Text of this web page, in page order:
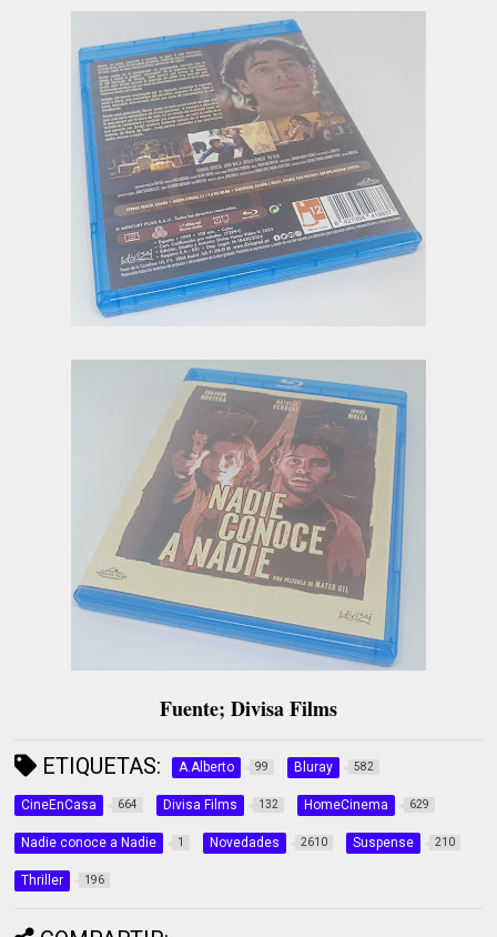
Fuente; Divisa Films
ETIQUETAS: A.Alberto 99 Bluray 582
CineEnCasa 664 Divisa Films 132 HomeCinema 629
Nadie conoce a Nadie 1 Novedades 2610 Suspense 210
Thriller 196